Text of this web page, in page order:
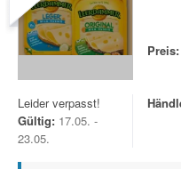
Preis:
Leider verpasst!
Gültig: 17.05. -
23.05.